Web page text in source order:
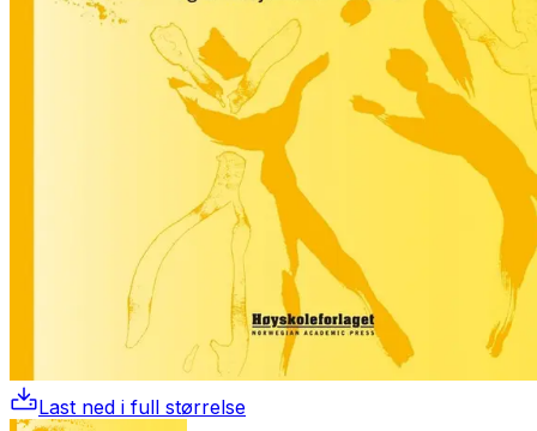
Last ned i full størrelse